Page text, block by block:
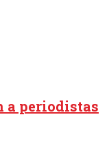
a periodistas